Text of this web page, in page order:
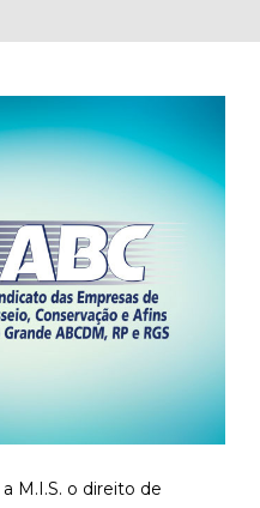
M.I.S. o direito de